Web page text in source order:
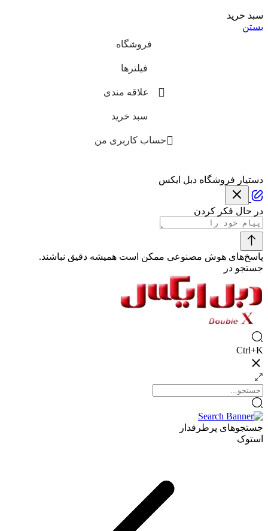
سبد خرید
بستن
فروشگاه
فیلترها
علاقه مندی
سبد خرید
حساب کاربری من
دستیار فروشگاه دبل ایکس
در حال فکر کردن
پاسخ‌های هوش مصنوعی ممکن است همیشه دقیق نباشند.
جستجو در
Ctrl+K
جستجوهای پرطرفدار
استوک